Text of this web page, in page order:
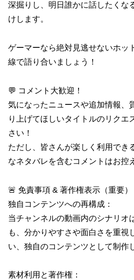
深掘りし、明日誰かに話したくな
けします。
ゲーマーなら絶対見逃せないホッ
線で語り合いましょう！
💬 コメント大歓迎！
気になったニュースや追加情報、
り上げてほしいタイトルのリクエ
さい！
ただし、皆さんが楽しく利用でき
なネタバレを含むコメントはお控
🚨 免責事項 & 著作権表示（重要）
独自コンテンツへの再構成：
当チャンネルの動画内のシナリオ
も、分かりやすさや面白さを重視
い、独自のコンテンツとして制作
素材利用と著作権：